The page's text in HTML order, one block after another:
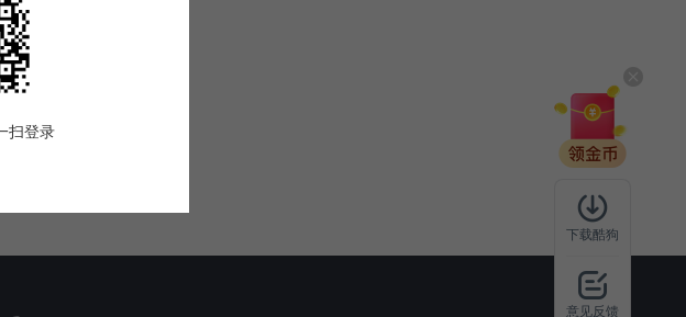
下载酷狗
意见反馈